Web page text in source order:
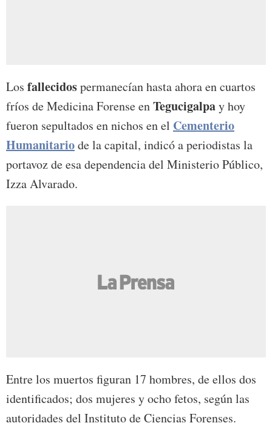
Los fallecidospermanecían hasta ahora en cuartos
fríos de Medicina Forense enTegucigalpay hoy
fueron sepultados en nichos en el Cementerio
Humanitariode la capital, indicó a periodistas la
portavoz de esa dependencia del Ministerio Público,
Izza Alvarado.
Entre los muertos figuran 17 hombres, de ellos dos
identificados; dos mujeres y ocho fetos, según las
autoridades del Instituto de Ciencias Forenses.